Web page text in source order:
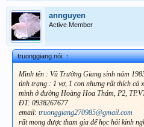
annguyen
Active Member
truonggiang nói:↑
Mình tên : Vũ Trường Giang sinh năm
tình trạng : 1 vợ, 1 con nhưng rất thích cá
mình ở đường Hoàng Hoa Thám, P2,
ĐT: 0938267677
email: truonggiang270985@gmail.com
rất mong được tham gia để học hỏi kinh